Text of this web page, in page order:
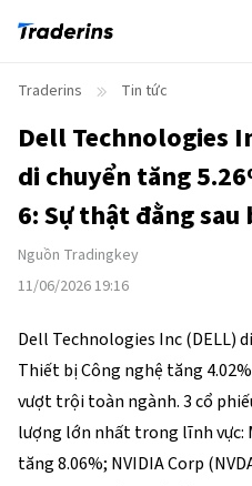
Traderins Tin tức
Dell Technologies
di chuyển tăng
6: Sự thật đằng
Nguồn Tradingkey
11/06/2026 19:16
Dell Technologies Inc (DELL)
Thiết bị Công nghệ tăng
vượt trội toàn ngành. 3 cổ
lượng lớn nhất trong lĩnh vực:
tăng 8.06%; NVIDIA Corp